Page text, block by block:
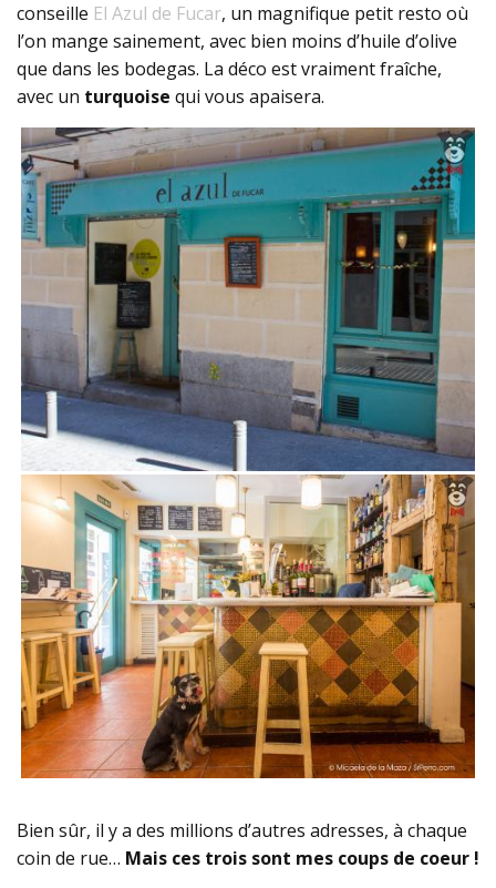
conseille El Azul de Fucar, un magnifique petit resto où
l’on mange sainement, avec bien moins d’huile d’olive
que dans les bodegas. La déco est vraiment fraîche,
avec un turquoise qui vous apaisera.
Bien sûr, il y a des millions d’autres adresses, à chaque
coin de rue… Mais ces trois sont mes coups de coeur !